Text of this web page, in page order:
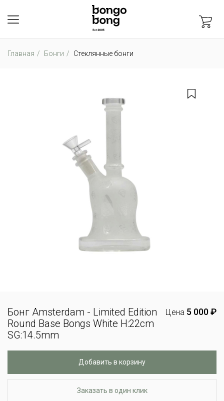
Главная Бонги Стеклянные бонги
Бонг Amsterdam - Limited Edition
Round Base Bongs White H:22cm
SG:14.5mm
Цена 5 000 ₽
Добавить в корзину
Заказать в один клик